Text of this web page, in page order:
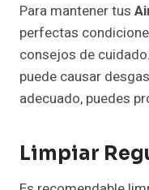
Para mantener tus
perfectas
consejos de
puede causar
adecuado, puedes
Limpiar